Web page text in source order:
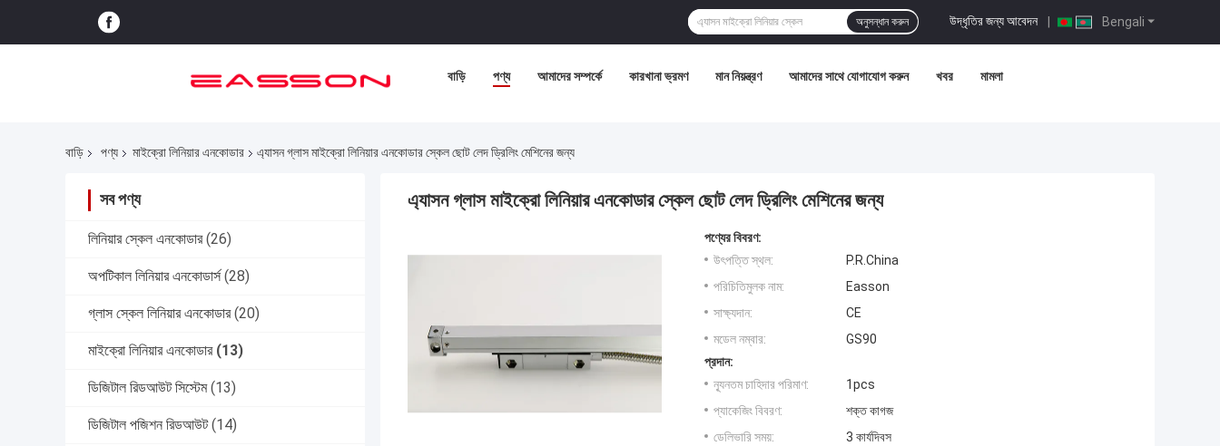
Bengali
উদ্ধৃতির জন্য আবেদন |
অনুসন্ধান করুন
বাড়ি পণ্য আমাদের সম্পর্কে কারখানা ভ্রমণ মান নিয়ন্ত্রণ আমাদের সাথে যোগাযোগ করুন খবর মামলা
বাড়ি পণ্য মাইক্রো লিনিয়ার এনকোডার এ্যাসন গ্লাস মাইক্রো লিনিয়ার এনকোডার স্কেল ছোট লেদ ড্রিলিং মেশিনের জন্য
সব পণ্য
লিনিয়ার স্কেল এনকোডার (26)
অপটিকাল লিনিয়ার এনকোডার্স (28)
গ্লাস স্কেল লিনিয়ার এনকোডার (20)
মাইক্রো লিনিয়ার এনকোডার (13)
ডিজিটাল রিডআউট সিস্টেম (13)
ডিজিটাল পজিশন রিডআউট (14)
এ্যাসন গ্লাস মাইক্রো লিনিয়ার এনকোডার স্কেল ছোট লেদ ড্রিলিং মেশিনের জন্য
পণ্যের বিবরণ:
উৎপত্তি স্থল:
P.R.China
পরিচিতিমুলক নাম:
Easson
সাক্ষ্যদান:
CE
মডেল নম্বার:
GS90
প্রদান:
ন্যূনতম চাহিদার পরিমাণ:
1pcs
প্যাকেজিং বিবরণ:
শক্ত কাগজ
ডেলিভারি সময়:
3 কার্যদিবস